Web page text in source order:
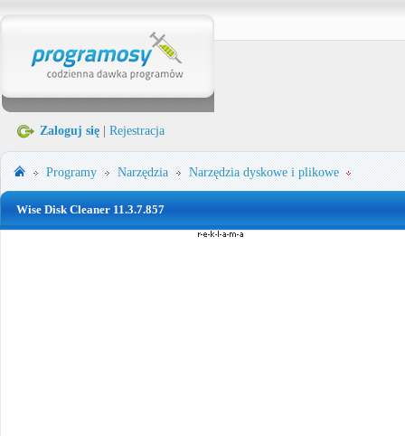
Zaloguj się Rejestracja
Programy Narzędzia Narzędzia dyskowe i plikowe
Wise Disk Cleaner 11.3.7.857